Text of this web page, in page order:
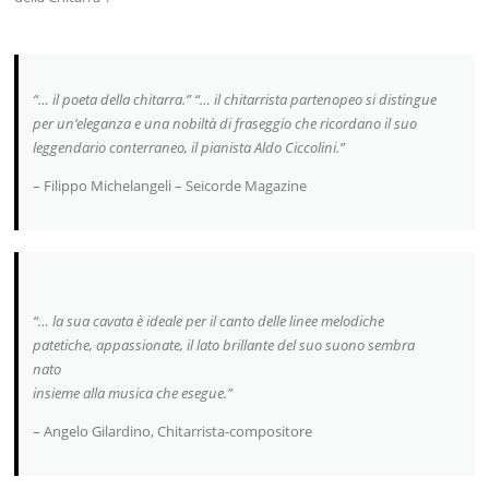
“… il poeta della chitarra.” “… il chitarrista partenopeo si distingue
per un’eleganza e una nobiltà di fraseggio che ricordano il suo
leggendario conterraneo, il pianista Aldo Ciccolini.”
– Filippo Michelangeli – Seicorde Magazine
“… la sua cavata è ideale per il canto delle linee melodiche
patetiche, appassionate, il lato brillante del suo suono sembra
nato
insieme alla musica che esegue.”
– Angelo Gilardino, Chitarrista-compositore